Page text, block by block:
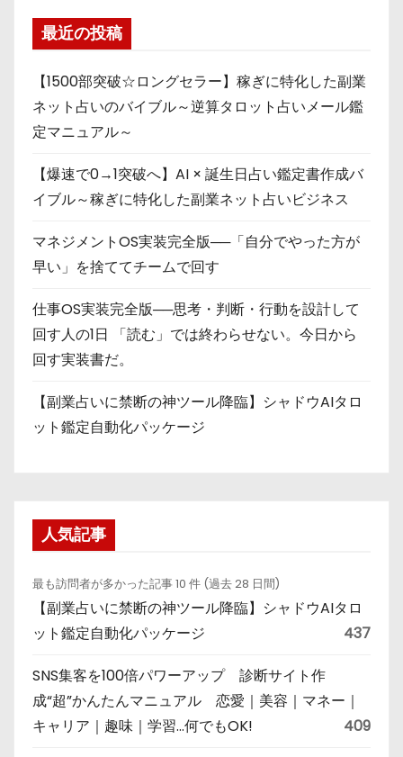
最近の投稿
【1500部突破☆ロングセラー】稼ぎに特化した副業
ネット占いのバイブル～逆算タロット占いメール鑑
定マニュアル～
【爆速で0→1突破へ】AI × 誕生日占い鑑定書作成バ
イブル～稼ぎに特化した副業ネット占いビジネス
マネジメントOS実装完全版──「自分でやった方が
早い」を捨ててチームで回す
仕事OS実装完全版──思考・判断・行動を設計して
回す人の1日 「読む」では終わらせない。今日から
回す実装書だ。
【副業占いに禁断の神ツール降臨】シャドウAIタロ
ット鑑定自動化パッケージ
人気記事
最も訪問者が多かった記事 10 件 (過去 28 日間)
【副業占いに禁断の神ツール降臨】シャドウAIタロ
ット鑑定自動化パッケージ
437
SNS集客を100倍パワーアップ 診断サイト作
成“超”かんたんマニュアル 恋愛｜美容｜マネー｜
キャリア｜趣味｜学習…何でもOK!
409